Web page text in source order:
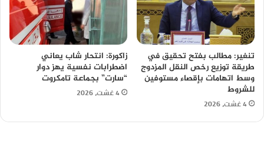
تنغير: مطالب بفتح تحقيق في
طريقة توزيع رخص النقل المزدوج
وسط اتهامات بإقصاء مستوفين
للشروط
4 غشت، 2026
زاكورة: انتحار شاب يعاني
اضطرابات نفسية يهز دوار
“سارت” بجماعة تامكروت
4 غشت، 2026